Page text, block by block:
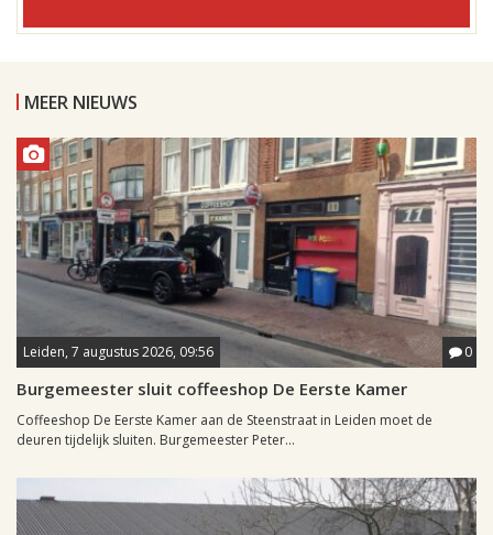
MEER NIEUWS
Leiden, 7 augustus 2026, 09:56 0
Burgemeester sluit coffeeshop De Eerste Kamer
Coffeeshop De Eerste Kamer aan de Steenstraat in Leiden moet de
deuren tijdelijk sluiten. Burgemeester Peter...